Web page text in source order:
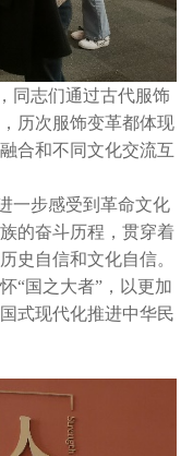
同志们通过古代服饰
历次服饰变革都体现
合和不同文化交流互
一步感受到革命文化
的奋斗历程，贯穿着
史自信和文化自信。
“国之大者”，以更加
式现代化推进中华民